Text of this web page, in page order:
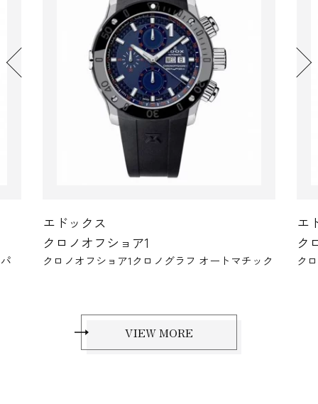
エドックス
クロノオフショア1
クロノオフショア1クロノグラフ オートマチック
エ
ク
ク
VIEW MORE